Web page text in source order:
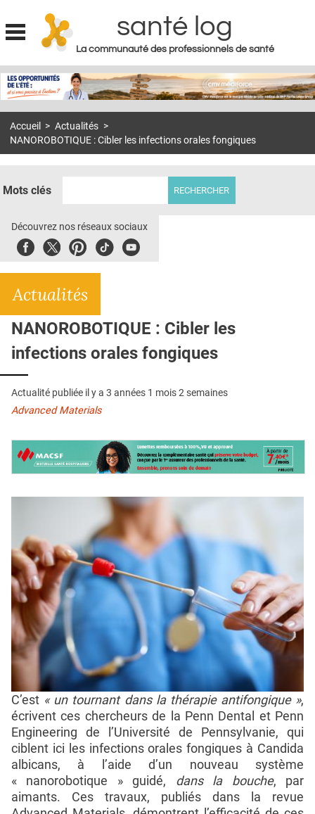
Jump to navigation
santé log
La communauté des professionnels de santé
MON COMPTE
S'ABONNER À LA REVUE SOIN À DOMICILE
DOSSIERS
E-REVUE SAD
L'APP
QUI SOMMES-NOUS ?
PUBLICITÉ
CONDITIONS GÉNÉRALES
CONTACT
Accueil > Actualités >
NANOROBOTIQUE : Cibler les infections orales fongiques
Mots clés
Découvrez nos réseaux sociaux
FacebookTwitterPinterest
TiktokYoubute
Actualités
NANOROBOTIQUE : Cibler les
infections orales fongiques
Actualité publiée il y a 3 années 1 mois 2 semaines
Advanced Materials
C’est « un tournant dans la thérapie antifongique »,
écrivent ces chercheurs de la Penn Dental et Penn
Engineering de l’Université de Pennsylvanie, qui
ciblent ici les infections orales fongiques à Candida
albicans, à l’aide d’un nouveau système
« nanorobotique » guidé, dans la bouche, par
aimants. Ces travaux, publiés dans la revue